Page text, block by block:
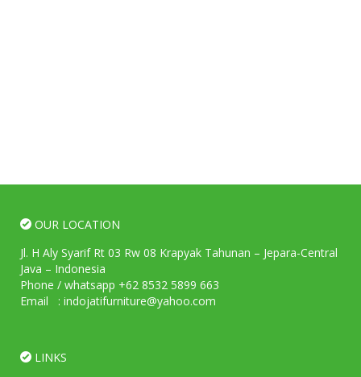
OUR LOCATION
Jl. H Aly Syarif Rt 03 Rw 08 Krapyak Tahunan – Jepara-Central
Java – Indonesia
Phone / whatsapp +62 8532 5899 663
Email : indojatifurniture@yahoo.com
LINKS